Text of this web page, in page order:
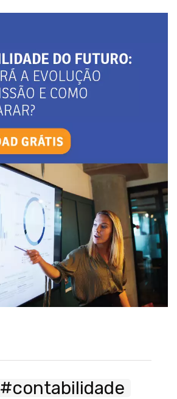
#contabilidade